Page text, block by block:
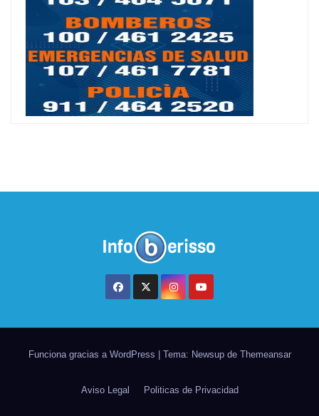
Funciona gracias a WordPress | Tema: Newsup de Themeansar
Aviso Legal Politicas de Privacidad